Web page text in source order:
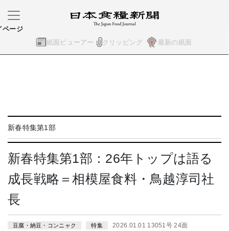
紙面ビューアー クリッピング 最新の紙面
ページ
新春特集第1部
新春特集第1部：26年トップは語る
成長戦略＝相模屋食料・鳥越淳司社
長
豆腐・納豆・コンニャク 特集 2026.01.01 13051号 24面